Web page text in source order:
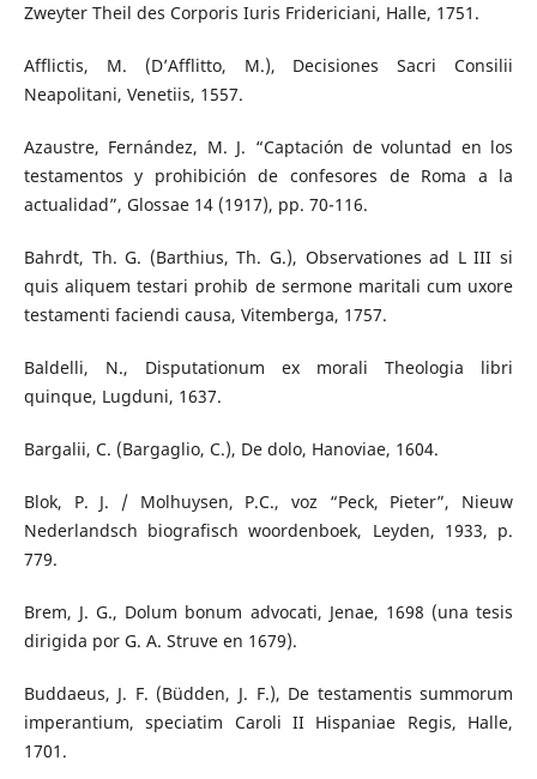
Zweyter Theil des Corporis Iuris Fridericiani, Halle, 1751.
Afflictis, M. (D’Afflitto, M.), Decisiones Sacri Consilii
Neapolitani, Venetiis, 1557.
Azaustre, Fernández, M. J. “Captación de voluntad en los
testamentos y prohibición de confesores de Roma a la
actualidad”, Glossae 14 (1917), pp. 70-116.
Bahrdt, Th. G. (Barthius, Th. G.), Observationes ad L III si
quis aliquem testari prohib de sermone maritali cum uxore
testamenti faciendi causa, Vitemberga, 1757.
Baldelli, N., Disputationum ex morali Theologia libri
quinque, Lugduni, 1637.
Bargalii, C. (Bargaglio, C.), De dolo, Hanoviae, 1604.
Blok, P. J. / Molhuysen, P.C., voz “Peck, Pieter”, Nieuw
Nederlandsch biografisch woordenboek, Leyden, 1933, p.
779.
Brem, J. G., Dolum bonum advocati, Jenae, 1698 (una tesis
dirigida por G. A. Struve en 1679).
Buddaeus, J. F. (Büdden, J. F.), De testamentis summorum
imperantium, speciatim Caroli II Hispaniae Regis, Halle,
1701.